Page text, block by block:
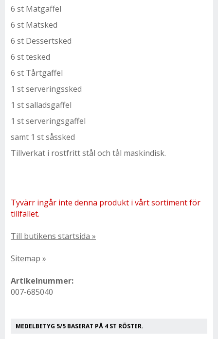
6 st Matgaffel
6 st Matsked
6 st Dessertsked
6 st tesked
6 st Tårtgaffel
1 st serveringssked
1 st salladsgaffel
1 st serveringsgaffel
samt 1 st såssked
Tillverkat i rostfritt stål och tål maskindisk.
Tyvärr ingår inte denna produkt i vårt sortiment för
tillfället.
Till butikens startsida »
Sitemap »
Artikelnummer:
007-685040
MEDELBETYG 5/5 BASERAT PÅ 4 ST RÖSTER.